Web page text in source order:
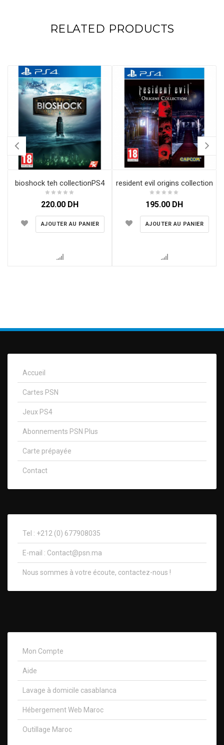
RELATED PRODUCTS
bioshock teh collectionPS4
220.00 DH
AJOUTER AU PANIER
resident evil origins collection
195.00 DH
AJOUTER AU PANIER
Accueil
Cartes PSN
Jeux PS4
Abonnements PSN Plus
Carte prépayée
Contact
Tel : +212 (0) 677908035
E-mail : Contact@psn.ma
Nous sommes à votre écoute, contactez-nous !​
Mon Compte
Aide
Lavage à domicile casablanca
Hébergement Web Maroc
Outillage Maroc